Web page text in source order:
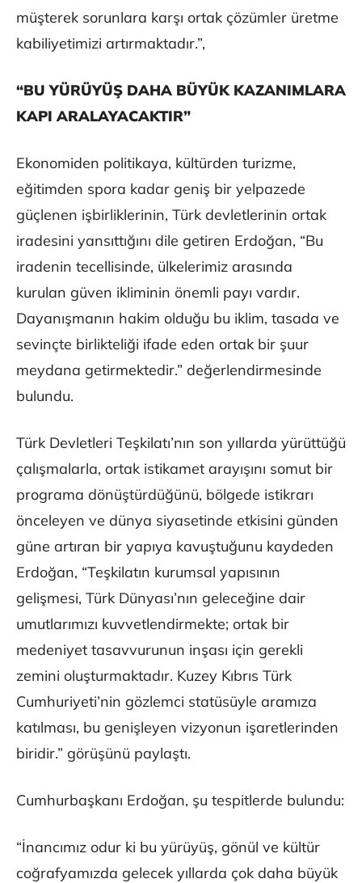
müşterek sorunlara karşı ortak çözümler üretme
kabiliyetimizi artırmaktadır.”,
“BU YÜRÜYÜŞ DAHA BÜYÜK KAZANIMLARA
KAPI ARALAYACAKTIR”
Ekonomiden politikaya, kültürden turizme,
eğitimden spora kadar geniş bir yelpazede
güçlenen işbirliklerinin, Türk devletlerinin ortak
iradesini yansıttığını dile getiren Erdoğan, “Bu
iradenin tecellisinde, ülkelerimiz arasında
kurulan güven ikliminin önemli payı vardır.
Dayanışmanın hakim olduğu bu iklim, tasada ve
sevinçte birlikteliği ifade eden ortak bir şuur
meydana getirmektedir.” değerlendirmesinde
bulundu.
Türk Devletleri Teşkilatı’nın son yıllarda yürüttüğü
çalışmalarla, ortak istikamet arayışını somut bir
programa dönüştürdüğünü, bölgede istikrarı
önceleyen ve dünya siyasetinde etkisini günden
güne artıran bir yapıya kavuştuğunu kaydeden
Erdoğan, “Teşkilatın kurumsal yapısının
gelişmesi, Türk Dünyası’nın geleceğine dair
umutlarımızı kuvvetlendirmekte; ortak bir
medeniyet tasavvurunun inşası için gerekli
zemini oluşturmaktadır. Kuzey Kıbrıs Türk
Cumhuriyeti’nin gözlemci statüsüyle aramıza
katılması, bu genişleyen vizyonun işaretlerinden
biridir.” görüşünü paylaştı.
Cumhurbaşkanı Erdoğan, şu tespitlerde bulundu:
“İnancımız odur ki bu yürüyüş, gönül ve kültür
coğrafyamızda gelecek yıllarda çok daha büyük